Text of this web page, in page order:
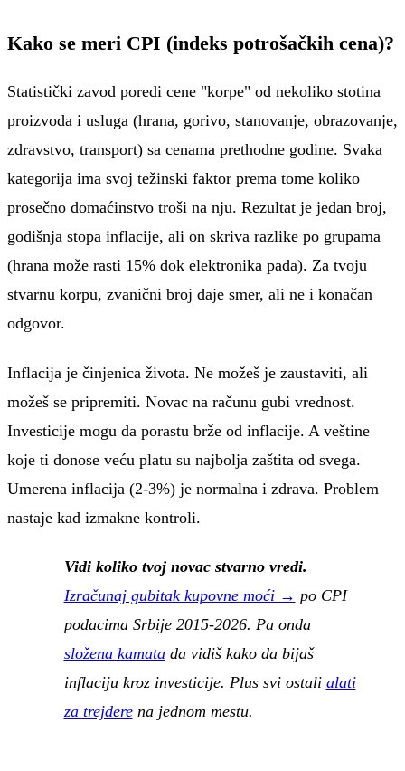
Kako se meri CPI (indeks potrošačkih cena)?
Statistički zavod poredi cene "korpe" od nekoliko stotina
proizvoda i usluga (hrana, gorivo, stanovanje, obrazovanje,
zdravstvo, transport) sa cenama prethodne godine. Svaka
kategorija ima svoj težinski faktor prema tome koliko
prosečno domaćinstvo troši na nju. Rezultat je jedan broj,
godišnja stopa inflacije, ali on skriva razlike po grupama
(hrana može rasti 15% dok elektronika pada). Za tvoju
stvarnu korpu, zvanični broj daje smer, ali ne i konačan
odgovor.
Inflacija je činjenica života. Ne možeš je zaustaviti, ali
možeš se pripremiti. Novac na računu gubi vrednost.
Investicije mogu da porastu brže od inflacije. A veštine
koje ti donose veću platu su najbolja zaštita od svega.
Umerena inflacija (2-3%) je normalna i zdrava. Problem
nastaje kad izmakne kontroli.
Vidi koliko tvoj novac stvarno vredi.
Izračunaj gubitak kupovne moći → po CPI
podacima Srbije 2015-2026. Pa onda
složena kamatada vidiš kako da bijaš
inflaciju kroz investicije. Plus svi ostali alati
za trejderena jednom mestu.